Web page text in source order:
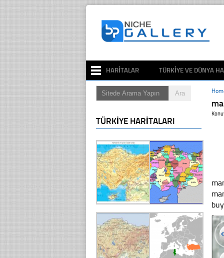
HARITALAR TÜRKIYE VE DÜNYA
TÜRKIYE HARITALARI